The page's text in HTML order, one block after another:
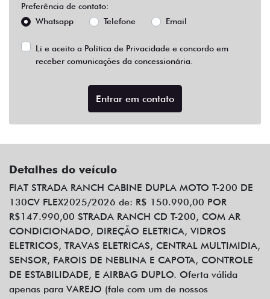
Preferência de contato:
Whatsapp
Telefone Email
Li e aceito a Política de Privacidade e concordo em
receber comunicações da concessionária.
Entrar em contato
Detalhes do veículo
FIAT STRADA RANCH CABINE DUPLA MOTO T-200 DE
130CV FLEX2025/2026 de: R$ 150.990,00 POR
R$147.990,00 STRADA RANCH CD T-200, COM AR
CONDICIONADO, DIREÇÃO ELETRICA, VIDROS
ELETRICOS, TRAVAS ELETRICAS, CENTRAL MULTIMIDIA,
SENSOR, FAROIS DE NEBLINA E CAPOTA, CONTROLE
DE ESTABILIDADE, E AIRBAG DUPLO. Oferta válida
apenas para VAREJO (fale com um de nossos